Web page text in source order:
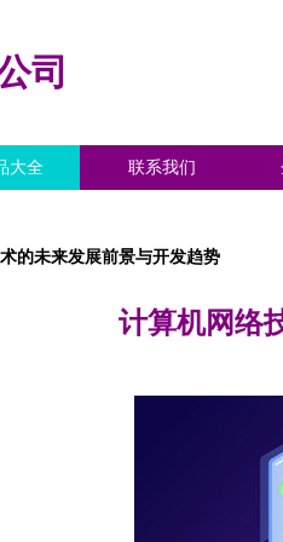
司
大全 联系我们
的未来发展前景与开发趋势
计算机网络